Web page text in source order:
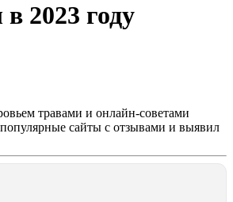
2023 году
травами и онлайн-советами
сайты с отзывами и выявил